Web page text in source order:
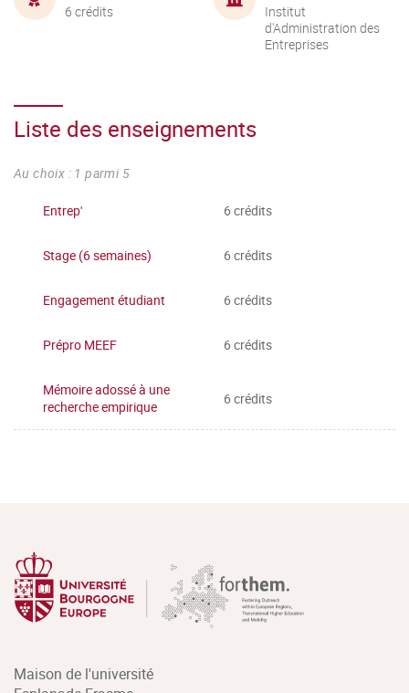
6 crédits
Institut
d'Administration des
Entreprises
Liste des enseignements
Au choix : 1 parmi 5
Entrep' 6 crédits
Stage (6 semaines) 6 crédits
Engagement étudiant 6 crédits
Prépro MEEF 6 crédits
Mémoire adossé à une
recherche empirique
6 crédits
Maison de l'université